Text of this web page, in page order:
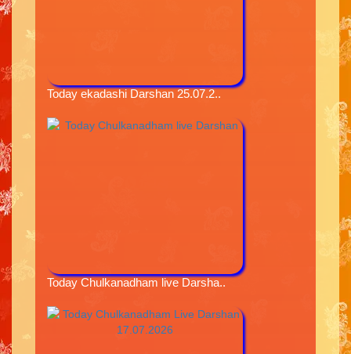
Today ekadashi Darshan 25.07.2..
Today Chulkanadham live Darsha..